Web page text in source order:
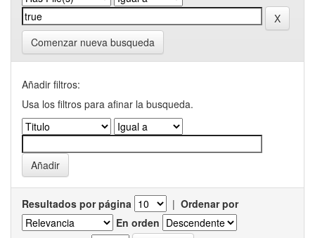
Comenzar nueva busqueda
Añadir filtros:
Usa los filtros para afinar la busqueda.
Resultados por página | Ordenar por
En orden